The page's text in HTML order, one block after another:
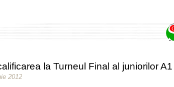
la Turneul Final al juniorilor A1
2012